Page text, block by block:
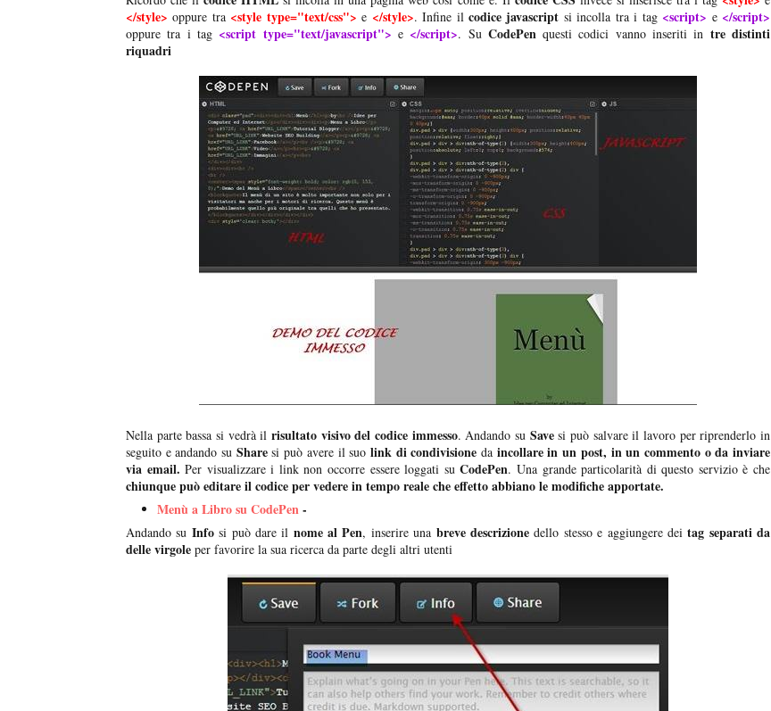
</style> oppure tra <style type="text/css"> e </style>. Infine ilcodice javascript si incolla tra i tag <script> e </script>
oppure tra i tag <script type="text/javascript"> e </script>. Su CodePenquesti codici vanno inseriti in tre distinti
riquadri
Nella parte bassa si vedrà il risultato visivo del codice immesso. Andando su Savesi può salvare il lavoro per riprenderlo in
seguito e andando su Sharesi può avere il suo link di condivisione da incollare in un post, in un commento o da inviare
via email.Per visualizzare i link non occorre essere loggati suCodePen. Una grande particolarità di questo servizio è che
chiunque può editare il codice per vedere in tempo reale che effetto abbiano le modifiche apportate.
Menù a Libro su CodePen-
Andando su Infosi può dare il nome al Pen, inserire una breve descrizione dello stesso e aggiungere deitag separati da
delle virgole per favorire la sua ricerca da parte degli altri utenti